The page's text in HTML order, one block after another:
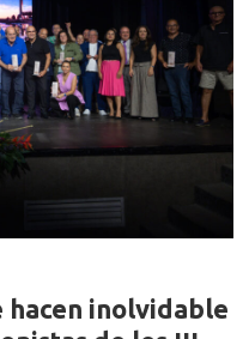
hacen inolvidable